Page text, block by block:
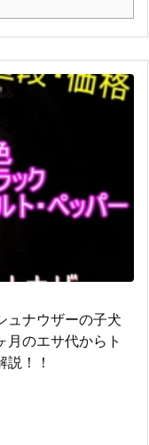
ュナウザーの子犬
月のエサ代からト
！！